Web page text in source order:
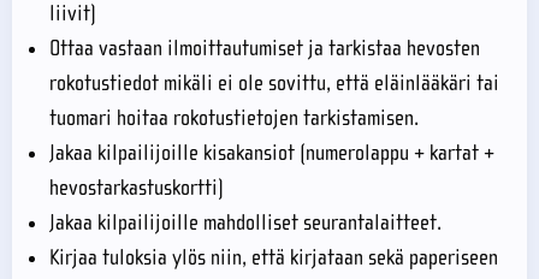
liivit)
Ottaa vastaan ilmoittautumiset ja tarkistaa hevosten
rokotustiedot mikäli ei ole sovittu, että eläinlääkäri tai
tuomari hoitaa rokotustietojen tarkistamisen.
Jakaa kilpailijoille kisakansiot (numerolappu + kartat +
hevostarkastuskortti)
Jakaa kilpailijoille mahdolliset seurantalaitteet.
Kirjaa tuloksia ylös niin, että kirjataan sekä paperiseen